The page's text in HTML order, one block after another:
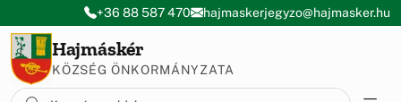
Ugrás a menüre
Ugrás a tartalomra
+36 88 587 470 hajmaskerjegyzo@hajmasker.hu
Hajmáskér
KÖZSÉG ÖNKORMÁNYZATA